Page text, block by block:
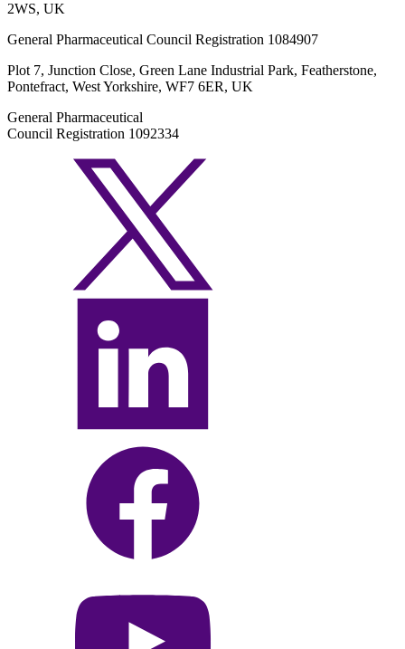
2WS, UK
General Pharmaceutical Council Registration 1084907
Plot 7, Junction Close, Green Lane Industrial Park, Featherstone,
Pontefract, West Yorkshire, WF7 6ER, UK
General Pharmaceutical
Council Registration 1092334